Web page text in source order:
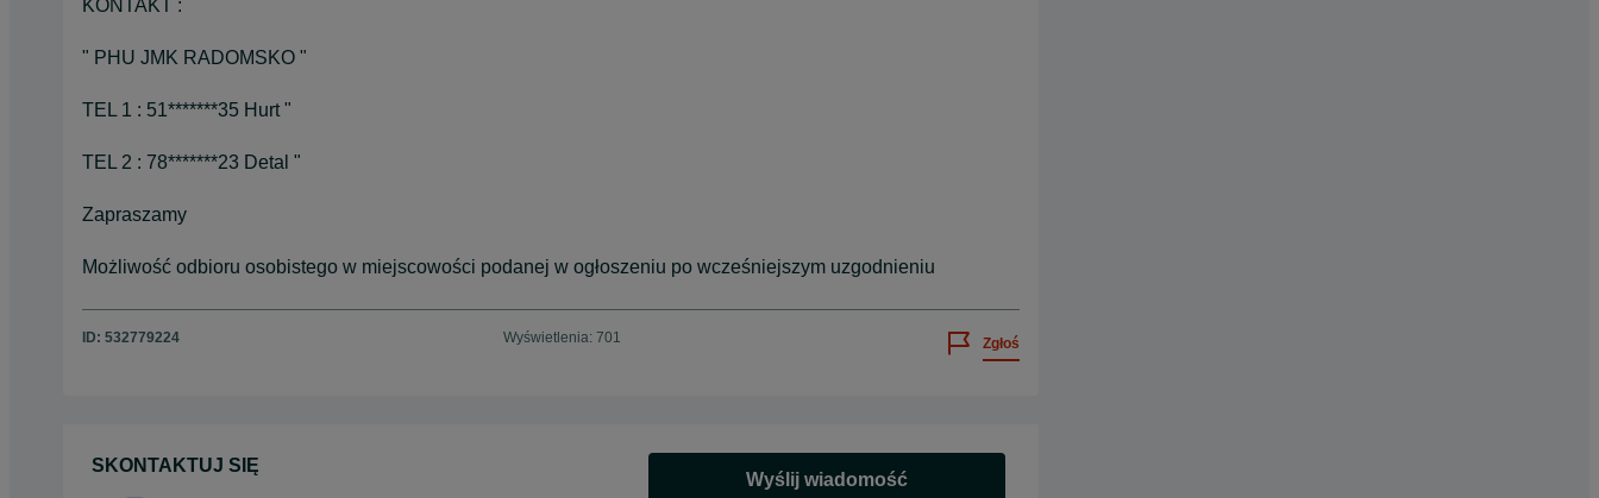
KONTAKT :
" PHU JMK RADOMSKO "
TEL 1 : 51*******35 Hurt "
TEL 2 : 78*******23 Detal "
Zapraszamy
Możliwość odbioru osobistego w miejscowości podanej w ogłoszeniu po wcześniejszym uzgodnieniu
ID: 532779224 Wyświetlenia: 701 Zgłoś
SKONTAKTUJ SIĘ
Wyślij wiadomość